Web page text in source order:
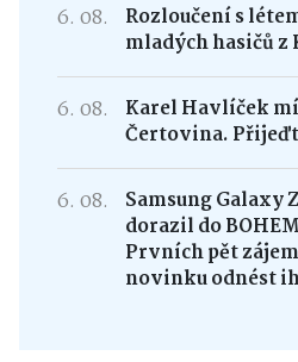
6. 08.
Rozloučení s
mladých hasičů z
6. 08.
Karel Havlíček
Čertovina.
6. 08.
Samsung Galaxy
dorazil do
Prvních pět
novinku odnést